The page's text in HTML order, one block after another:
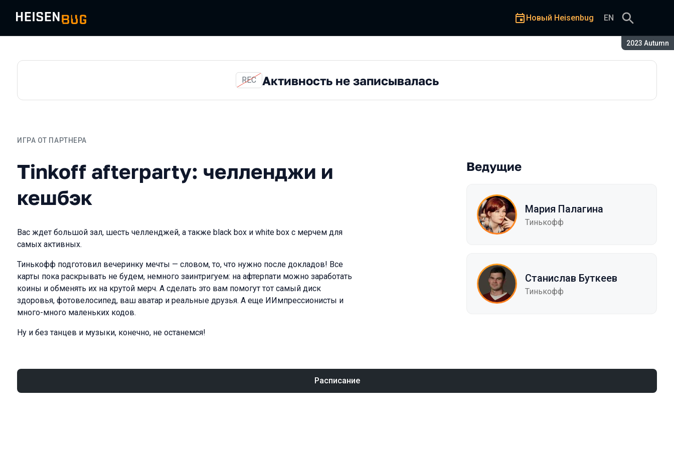
Сезон:
2023 Autumn
Новый Heisenbug EN
REC Активность не записывалась
ИГРА ОТ ПАРТНЕРА
Tinkoff afterparty: челленджи и
кешбэк
Вас ждет большой зал, шесть челленджей, а также black box и white box с мерчем для
самых активных.
Тинькофф подготовил вечеринку мечты — словом, то, что нужно после докладов! Все
карты пока раскрывать не будем, немного заинтригуем: на афтерпати можно заработать
коины и обменять их на крутой мерч. А сделать это вам помогут тот самый диск
здоровья, фотовелосипед, ваш аватар и реальные друзья. А еще ИИмпрессионисты и
много-много маленьких кодов.
Ну и без танцев и музыки, конечно, не останемся!
Ведущие
Мария Палагина
Тинькофф
Станислав Буткеев
Тинькофф
Расписание